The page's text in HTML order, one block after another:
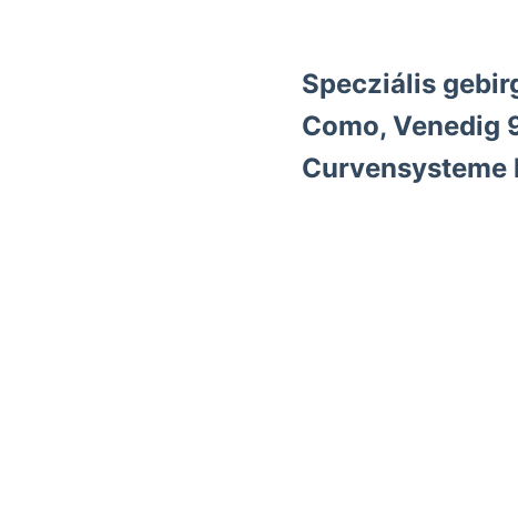
Specziális
Como, Venedig